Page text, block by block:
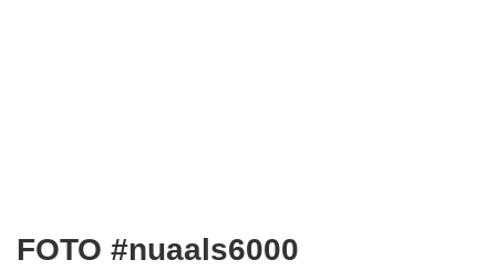
FOTO #nuaals6000